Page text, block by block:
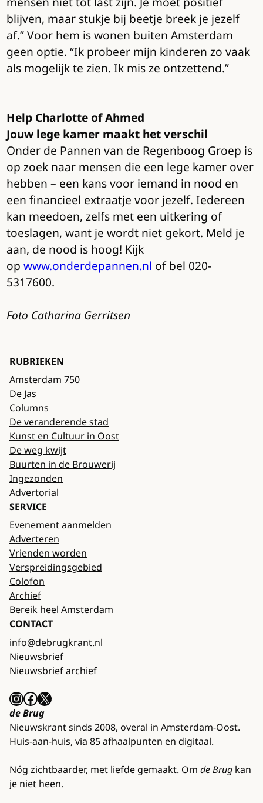
blijven, maar stukje bij beetje breek je jezelf
af.” Voor hem is wonen buiten Amsterdam
geen optie. “Ik probeer mijn kinderen zo vaak
als mogelijk te zien. Ik mis ze ontzettend.”
Help Charlotte of Ahmed
Jouw lege kamer maakt het verschil
Onder de Pannen van de Regenboog Groep is
op zoek naar mensen die een lege kamer over
hebben – een kans voor iemand in nood en
een financieel extraatje voor jezelf. Iedereen
kan meedoen, zelfs met een uitkering of
toeslagen, want je wordt niet gekort. Meld je
aan, de nood is hoog! Kijk
op www.onderdepannen.nl of bel 020-
5317600.
Foto Catharina Gerritsen
RUBRIEKEN
Amsterdam 750
De Jas
Columns
De veranderende stad
Kunst en Cultuur in Oost
De weg kwijt
Buurten in de Brouwerij
Ingezonden
Advertorial
SERVICE
Evenement aanmelden
Adverteren
Vrienden worden
Verspreidingsgebied
Colofon
Archief
Bereik heel Amsterdam
CONTACT
info@debrugkrant.nl
Nieuwsbrief
Nieuwsbrief archief
InstagramFacebook X
de Brug
Nieuwskrant sinds 2008, overal in Amsterdam-Oost.
Huis-aan-huis, via 85 afhaalpunten en digitaal.
Nóg zichtbaarder, met liefde gemaakt. Om de Brug kan
je niet heen.